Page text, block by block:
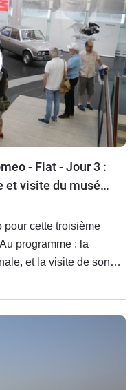
- Fiat - Jour 3 :
et visite du musée
pour cette troisième
programme : la
et la visite de son
son passé prestigieux.